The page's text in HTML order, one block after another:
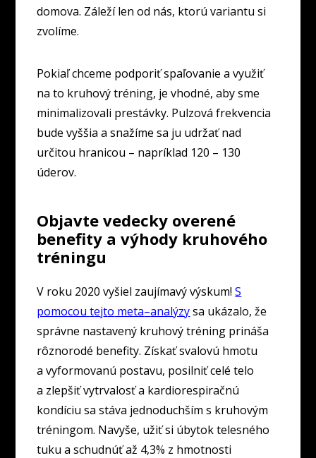
domova. Záleží len od nás, ktorú variantu si
zvolíme.
Pokiaľ chceme podporiť spaľovanie a využiť
na to kruhový tréning, je vhodné, aby sme
minimalizovali prestávky. Pulzová frekvencia
bude vyššia a snažíme sa ju udržať nad
určitou hranicou – napríklad 120 – 130
úderov.
Objavte vedecky overené
benefity a výhody kruhového
tréningu
V roku 2020 vyšiel zaujímavý výskum!S
pomocou tejto meta–analýzysa ukázalo, že
správne nastavený kruhový tréning prináša
rôznorodé benefity. Získať svalovú hmotu
a vyformovanú postavu, posilniť celé telo
a zlepšiť vytrvalosť a kardiorespiračnú
kondíciu sa stáva jednoduchším s kruhovým
tréningom. Navyše, užiť si úbytok telesného
tuku a schudnúť až 4,3% z hmotnosti